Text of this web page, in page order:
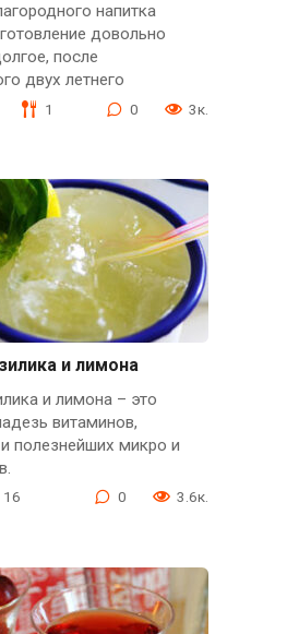
напитка
довольно
после
двух летнего
1 0 3к.
и лимона
и лимона – это
витаминов,
полезнейших микро и
16 0 3.6к.